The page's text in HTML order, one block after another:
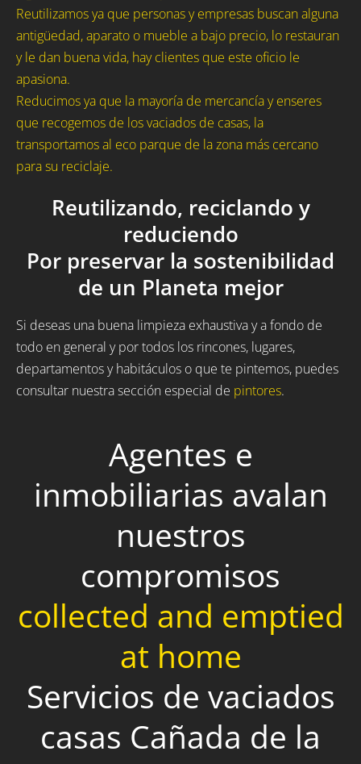
Reutilizamos ya que personas y empresas buscan alguna
antigüedad, aparato o mueble a bajo precio, lo restauran
y le dan buena vida, hay clientes que este oficio le
apasiona.
Reducimos ya que la mayoría de mercancía y enseres
que recogemos de los vaciados de casas, la
transportamos al eco parque de la zona más cercano
para su reciclaje.
Reutilizando, reciclando y
reduciendo
Por preservar la sostenibilidad
de un Planeta mejor
Si deseas una buena limpieza exhaustiva y a fondo de
todo en general y por todos los rincones, lugares,
departamentos y habitáculos o que te pintemos, puedes
consultar nuestra sección especial de pintores.
Agentes e
inmobiliarias avalan
nuestros
compromisos
collected and emptied
at home
Servicios de vaciados
casas Cañada de la